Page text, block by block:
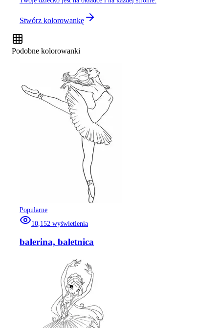
Stwórz kolorowankę
Podobne kolorowanki
Popularne
10,152 wyświetlenia
balerina, baletnica